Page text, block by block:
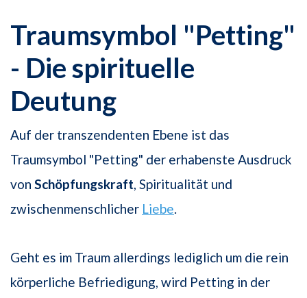
Traumsymbol "Petting"
- Die spirituelle
Deutung
Auf der transzendenten Ebene ist das
Traumsymbol "Petting" der erhabenste Ausdruck
von Schöpfungskraft, Spiritualität und
zwischenmenschlicher Liebe.
Geht es im Traum allerdings lediglich um die rein
körperliche Befriedigung, wird Petting in der